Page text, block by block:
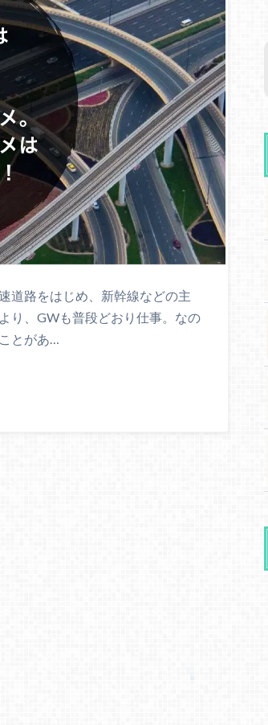
道路をはじめ、新幹線などの主
り、GWも普段どおり仕事。なの
とがあ…